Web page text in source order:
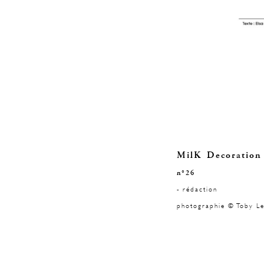
MilK Decoration
n°26
- rédaction
photographie © Toby